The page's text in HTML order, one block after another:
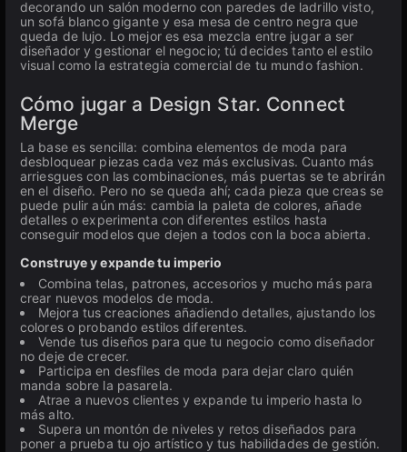
decorando un salón moderno con paredes de ladrillo visto,
un sofá blanco gigante y esa mesa de centro negra que
queda de lujo. Lo mejor es esa mezcla entre jugar a ser
diseñador y gestionar el negocio; tú decides tanto el estilo
visual como la estrategia comercial de tu mundo fashion.
Cómo jugar a Design Star. Connect
Merge
La base es sencilla: combina elementos de moda para
desbloquear piezas cada vez más exclusivas. Cuanto más
arriesgues con las combinaciones, más puertas se te abrirán
en el diseño. Pero no se queda ahí; cada pieza que creas se
puede pulir aún más: cambia la paleta de colores, añade
detalles o experimenta con diferentes estilos hasta
conseguir modelos que dejen a todos con la boca abierta.
Construye y expande tu imperio
Combina telas, patrones, accesorios y mucho más para
crear nuevos modelos de moda.
Mejora tus creaciones añadiendo detalles, ajustando los
colores o probando estilos diferentes.
Vende tus diseños para que tu negocio como diseñador
no deje de crecer.
Participa en desfiles de moda para dejar claro quién
manda sobre la pasarela.
Atrae a nuevos clientes y expande tu imperio hasta lo
más alto.
Supera un montón de niveles y retos diseñados para
poner a prueba tu ojo artístico y tus habilidades de gestión.